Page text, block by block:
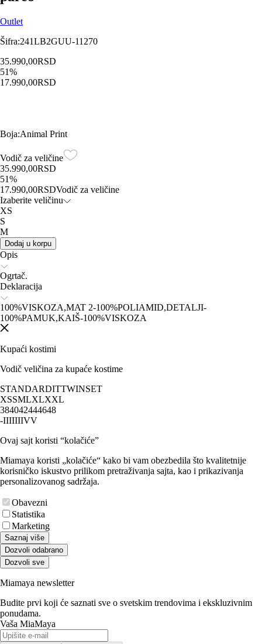
Outlet
Šifra:241LB2GUU-11270
35.990,00RSD
51%
17.990,00RSD
Boja:Animal Print
Vodič za veličine
35.990,00RSD
51%
17.990,00RSDVodič za veličine
Izaberite veličinu
XS
S
M
Dodaj u korpu
Opis
Ogrtač.
Deklaracija
100%VISKOZA,MAT 2-100%POLIAMID,DETALJI-
100%PAMUK,KAIŠ-100%VISKOZA
Kupaći kostimi
Vodič veličina za kupaće kostime
STANDARDITTWINSET
XSSMLXLXXL
384042444648
-IIIIIIIVV
Ovaj sajt koristi “kolačiće”
Miamaya koristi „kolačiće“ kako bi vam obezbedila što kvalitetnije
korisničko iskustvo prilikom pretraživanja sajta, kao i prikazivanja
personalizovanog sadržaja.
Obavezni
Statistika
Marketing
Saznaj više
Dozvoli odabrano
Dozvoli sve
Miamaya newsletter
Budite prvi koji će saznati sve o svetskim trendovima i ekskluzivnim
ponudama.
Vaša MiaMaya